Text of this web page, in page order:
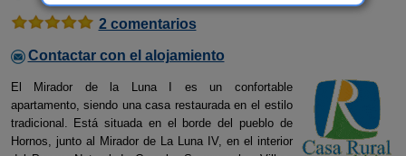
2 comentarios
Contactar con el alojamiento
El Mirador de la Luna I es un confortable
apartamento, siendo una casa restaurada en el estilo
tradicional. Está situada en el borde del pueblo de
Hornos, junto al Mirador de La Luna IV, en el interior